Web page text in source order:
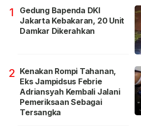
1
Gedung Bapenda DKI
Jakarta Kebakaran, 20 Unit
Damkar Dikerahkan
2 Kenakan Rompi Tahanan,
Eks Jampidsus Febrie
Adriansyah Kembali Jalani
Pemeriksaan Sebagai
Tersangka